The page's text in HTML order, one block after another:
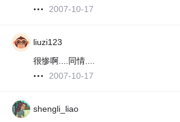
2007-10-17
liuzi123
很惨啊....同情....
2007-10-17
shengli_liao